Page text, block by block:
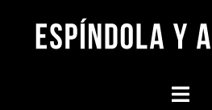
contenido
Alternar